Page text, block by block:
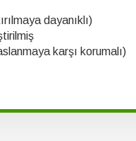
dayanıklı)
karşı korumalı)